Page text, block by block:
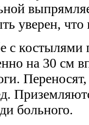
уверен, что
с
на 30 см
больного.